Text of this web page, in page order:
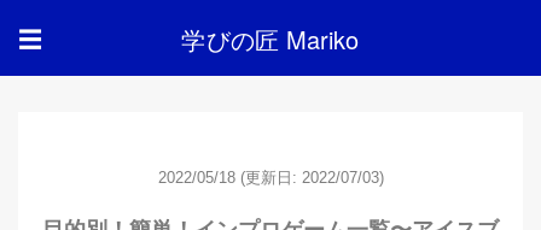
☰ 学びの匠 Mariko
2022/05/18 (更新日: 2022/07/03)